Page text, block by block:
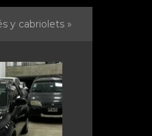
y cabriolets »